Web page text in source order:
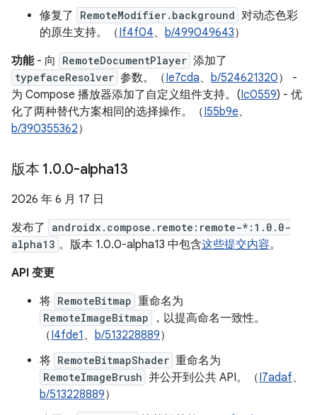
修复了
RemoteModifier.background 对动态色彩
的原生支持。（If4f04、 b/499049643）
功能- 向 RemoteDocumentPlayer 添加了
typefaceResolver 参数。（Ie7cda、 b/524621320） -
为 Compose 播放器添加了自定义组件支持。(Ic0559) - 优
化了两种替代方案相同的选择操作。（I55b9e、
b/390355362）
版本 1.0.0-alpha13
2026 年 6 月 17 日
发布了
androidx.compose.remote:remote-*:1.0.0-
alpha13 。版本 1.0.0-alpha13 中包含这些提交内容。
API 变更
将 RemoteBitmap 重命名为
RemoteImageBitmap
，以提高命名一致性。
（I4fde1 、 b/513228889）
将 RemoteBitmapShader 重命名为
RemoteImageBrush 并公开到公共 API。（I7adaf、
b/513228889）